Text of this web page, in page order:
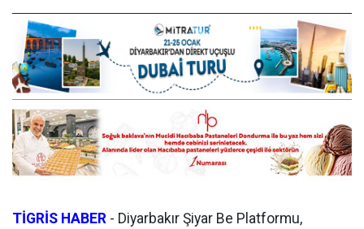
TİGRİS HABER - Diyarbakır Şiyar Be Platformu,